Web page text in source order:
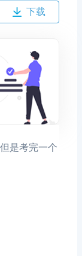
下载
是考完一个